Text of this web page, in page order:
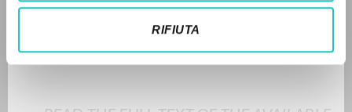
RIFIUTA
editorial projects.